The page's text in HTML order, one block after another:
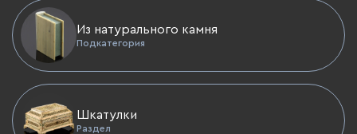
Из натурального камня
Подкатегория
Шкатулки
Раздел